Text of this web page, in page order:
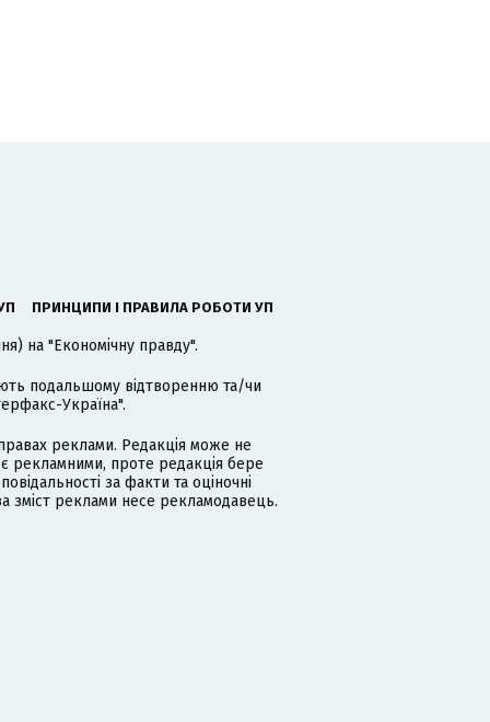
ПРИНЦИПИ І ПРАВИЛА РОБОТИ УП
на "Економічну правду".
подальшому відтворенню та/чи
Україна".
реклами. Редакція може не
рекламними, проте редакція бере
за факти та оціночні
зміст реклами несе рекламодавець.